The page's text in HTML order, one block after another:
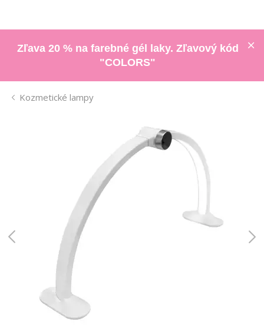
Zľava 20 % na farebné gél laky. Zľavový kód
"COLORS"
Kozmetické lampy